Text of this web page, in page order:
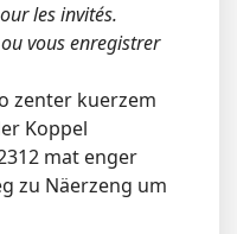
les invités.
vous enregistrer
zenter kuerzem
Koppel
mat enger
zu Näerzeng um